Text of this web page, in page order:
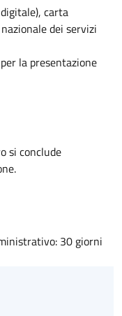
carta
dei servizi
la presentazione
si conclude
30 giorni